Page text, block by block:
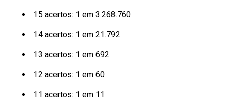
15 acertos: 1 em 3.268.760
14 acertos: 1 em 21.792
13 acertos: 1 em 692
12 acertos: 1 em 60
11 acertos: 1 em 11